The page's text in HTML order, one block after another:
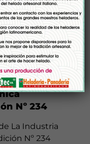
Nº 234
La Industria
Nº 234